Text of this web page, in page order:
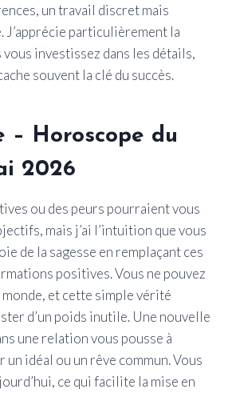
un travail discret mais
J’apprécie particulièrement la
investissez dans les détails,
souvent la clé du succès.
– Horoscope du
2026
ou des peurs pourraient vous
mais j’ai l’intuition que vous
de la sagesse en remplaçant ces
positives. Vous ne pouvez
et cette simple vérité
d’un poids inutile. Une nouvelle
une relation vous pousse à
un idéal ou un rêve commun. Vous
ce qui facilite la mise en